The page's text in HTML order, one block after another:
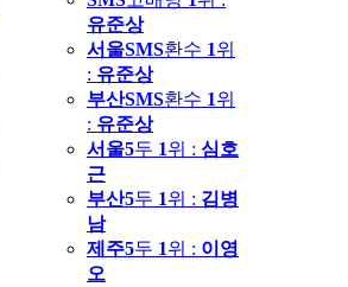
유준상
서울SMS환수 1위
: 유준상
부산SMS환수 1위
: 유준상
서울5두 1위 : 심호
근
부산5두 1위 : 김병
남
제주5두 1위 : 이영
오